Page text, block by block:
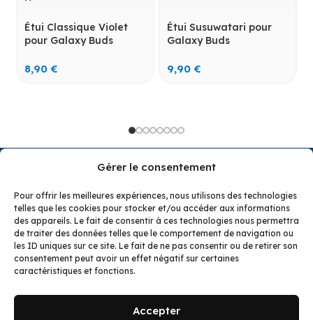
Gérer le consentement
Pour offrir les meilleures expériences, nous utilisons des technologies
telles que les cookies pour stocker et/ou accéder aux informations
des appareils. Le fait de consentir à ces technologies nous permettra
de traiter des données telles que le comportement de navigation ou
les ID uniques sur ce site. Le fait de ne pas consentir ou de retirer son
consentement peut avoir un effet négatif sur certaines
caractéristiques et fonctions.
Accepter
Étui Classique Violet
pour Galaxy Buds
8,90€
Étui Susuwatari pour
Galaxy Buds
9,90€
Budzcase : des étuis uniques et fun pour AirPods et
Buds. Styles Pokémon, Zelda, Kawaii ou classiques
pour protéger vos écouteurs avec style. Trouvez le
modèle de vos rêves ou bien faites un cadeau
inoubliable !
LES TENDANCS LA BOUTIQUE
Étuis pour
LIENS UTILES